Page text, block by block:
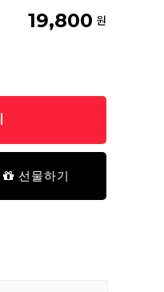
19,800 원
선물하기